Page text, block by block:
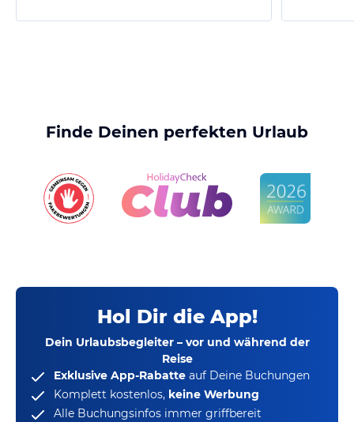
Finde Deinen perfekten Urlaub
Hol Dir die App!
Dein Urlaubsbegleiter – vor und während der
Reise
Exklusive App-Rabatte auf Deine Buchungen
Komplett kostenlos, keine Werbung
Alle Buchungsinfos immer griffbereit